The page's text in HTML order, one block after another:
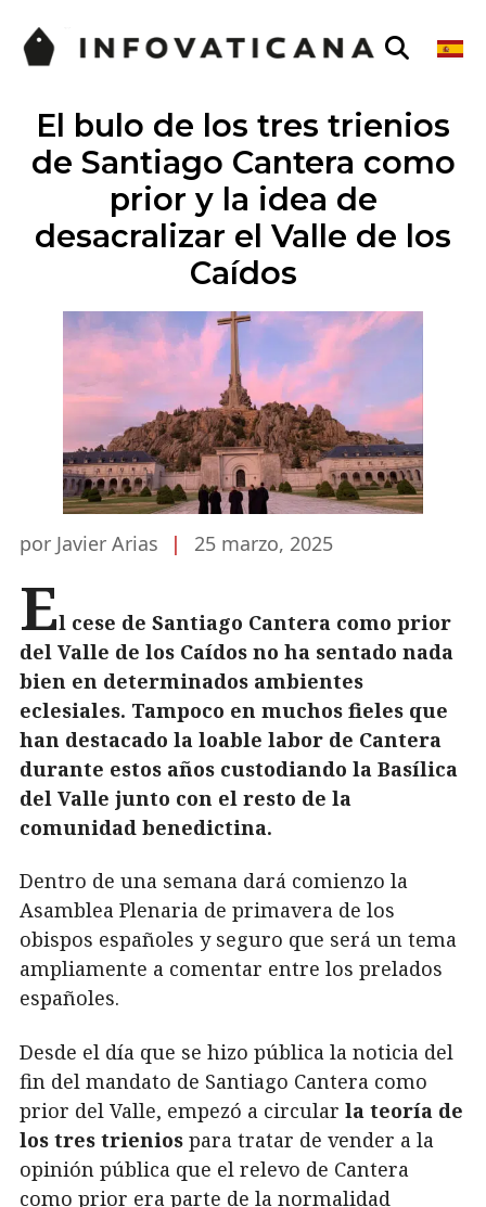
El bulo de los tres trienios
de Santiago Cantera como
prior y la idea de
desacralizar el Valle de los
Caídos
por Javier Arias | 25 marzo, 2025
El cese de Santiago Cantera como prior
del Valle de los Caídos no ha sentado nada
bien en determinados ambientes
eclesiales. Tampoco en muchos fieles que
han destacado la loable labor de Cantera
durante estos años custodiando la Basílica
del Valle junto con el resto de la
comunidad benedictina.
Dentro de una semana dará comienzo la
Asamblea Plenaria de primavera de los
obispos españoles y seguro que será un tema
ampliamente a comentar entre los prelados
españoles.
Desde el día que se hizo pública la noticia del
fin del mandato de Santiago Cantera como
prior del Valle, empezó a circular la teoría de
los tres trienios para tratar de vender a la
opinión pública que el relevo de Cantera
como prior era parte de la normalidad